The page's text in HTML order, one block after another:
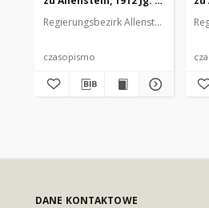
Regierungsbezirk Allenstein
czasopismo
DANE KONTAKTOWE